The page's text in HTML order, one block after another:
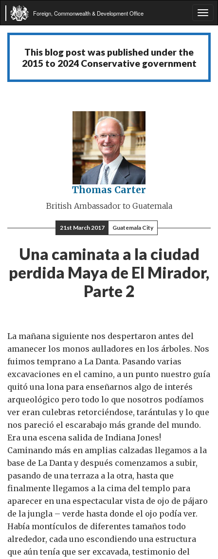
Foreign, Commonwealth & Development Office
This blog post was published under the
2015 to 2024 Conservative government
Thomas Carter
British Ambassador to Guatemala
21st March 2017 Guatemala City
Una caminata a la ciudad
perdida Maya de El Mirador,
Parte 2
La mañana siguiente nos despertaron antes del
amanecer los monos aulladores en los árboles. Nos
fuimos temprano a La Danta. Pasando varias
excavaciones en el camino, a un punto nuestro guía
quitó una lona para enseñarnos algo de interés
arqueológico pero todo lo que nosotros podíamos
ver eran culebras retorciéndose, tarántulas y lo que
nos pareció el escarabajo más grande del mundo.
Era una escena salida de Indiana Jones!
Caminando más en amplias calzadas llegamos a la
base de La Danta y después comenzamos a subir,
pasando de una terraza a la otra, hasta que
finalmente llegamos a la cima del templo para
aparecer en una espectacular vista de ojo de pájaro
de la jungla – verde hasta donde el ojo podía ver.
Había montículos de diferentes tamaños todo
alrededor, cada uno escondiendo una estructura
que aún tenía que ser excavada, testimonio del